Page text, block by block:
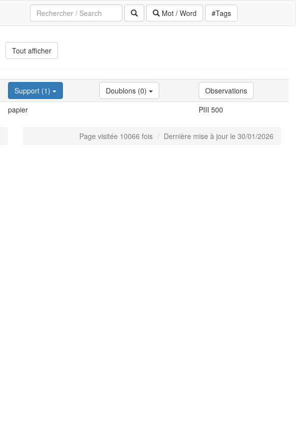
Mot / Word #Tags
Tout afficher
Support (1) Doublons (0)
Observations
papier PIII 500
Page visitée 10066 fois Dernière mise à jour le 30/01/2026